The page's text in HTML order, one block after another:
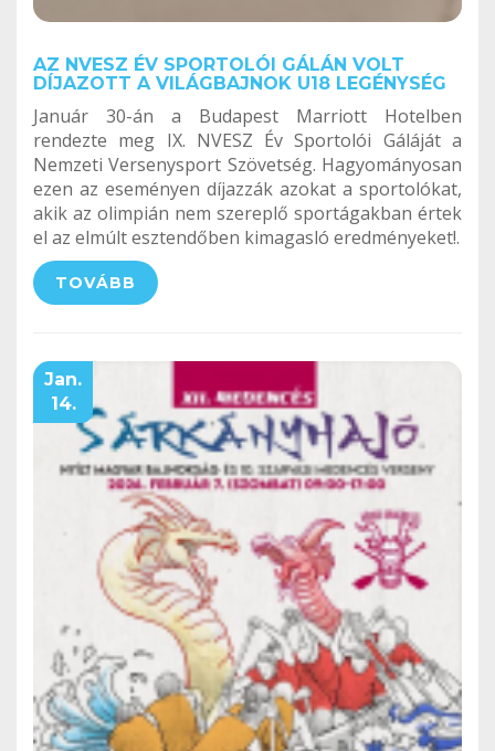
AZ NVESZ ÉV SPORTOLÓI GÁLÁN VOLT
DÍJAZOTT A VILÁGBAJNOK U18 LEGÉNYSÉG
Január 30-án a Budapest Marriott Hotelben
rendezte meg IX. NVESZ Év Sportolói Gáláját a
Nemzeti Versenysport Szövetség. Hagyományosan
ezen az eseményen díjazzák azokat a sportolókat,
akik az olimpián nem szereplő sportágakban értek
el az elmúlt esztendőben kimagasló eredményeket!.
TOVÁBB
Jan.
14.